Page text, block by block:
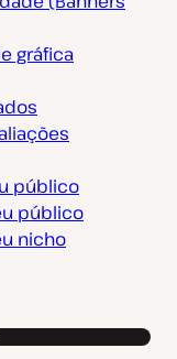
gráfica
público
público
nicho